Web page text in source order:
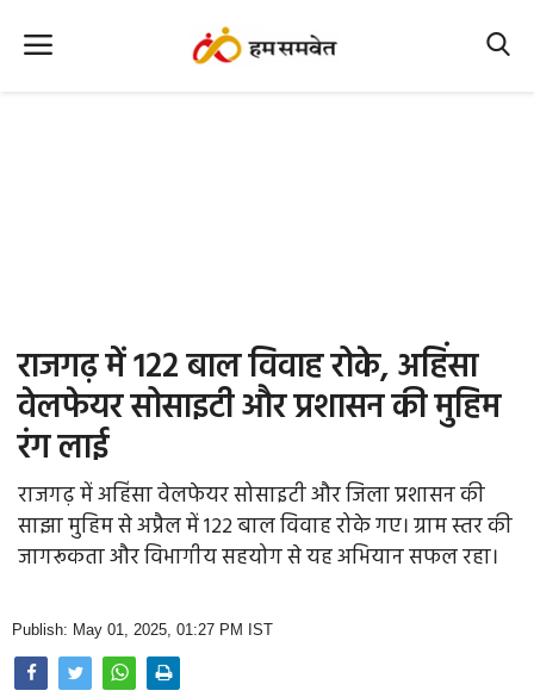
Office Office
Political Gossips
Farm & Food
Opinion
Photo Gallery
राजगढ़ में 122 बाल विवाह रोके, अहिंसा
वेलफेयर सोसाइटी और प्रशासन की मुहिम
रंग लाई
राजगढ़ में अहिंसा वेलफेयर सोसाइटी और जिला प्रशासन की
साझा मुहिम से अप्रैल में 122 बाल विवाह रोके गए। ग्राम स्तर की
जागरूकता और विभागीय सहयोग से यह अभियान सफल रहा।
Publish: May 01, 2025, 01:27 PM IST